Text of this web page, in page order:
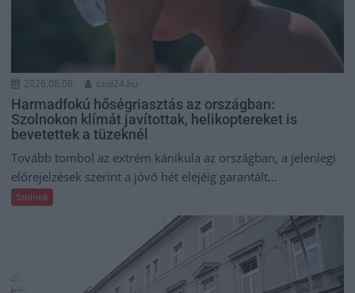
2026.08.06. szol24.hu
Harmadfokú hőségriasztás az országban:
Szolnokon klímát javítottak, helikoptereket is
bevetettek a tüzeknél
Tovább tombol az extrém kánikula az országban, a jelenlegi
előrejelzések szerint a jövő hét elejéig garantált...
Szolnok